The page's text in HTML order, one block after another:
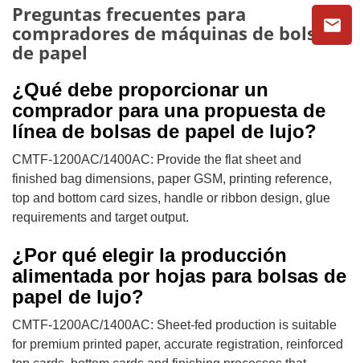
Preguntas frecuentes para
compradores de máquinas de bolsas
de papel
¿Qué debe proporcionar un
comprador para una propuesta de
línea de bolsas de papel de lujo?
CMTF-1200AC/1400AC: Provide the flat sheet and
finished bag dimensions, paper GSM, printing reference,
top and bottom card sizes, handle or ribbon design, glue
requirements and target output.
¿Por qué elegir la producción
alimentada por hojas para bolsas de
papel de lujo?
CMTF-1200AC/1400AC: Sheet-fed production is suitable
for premium printed paper, accurate registration, reinforced